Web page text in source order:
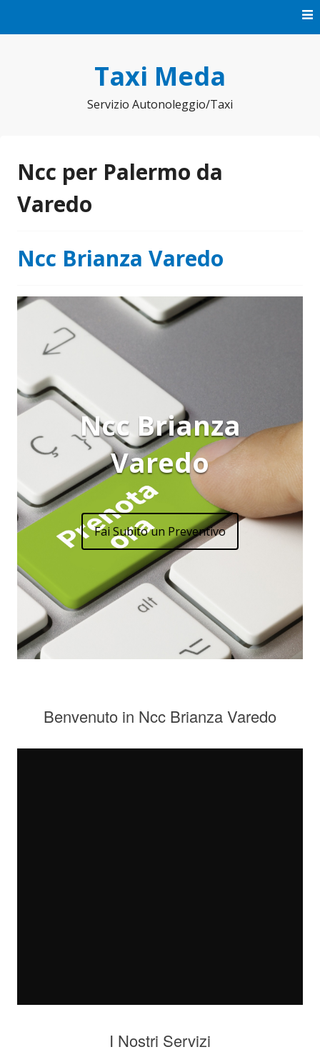
Taxi Meda
Servizio Autonoleggio/Taxi
Ncc per Palermo da
Varedo
Ncc Brianza Varedo
Ncc Brianza
Varedo
Fai Subito un Preventivo
Benvenuto in Ncc Brianza Varedo
I Nostri Servizi